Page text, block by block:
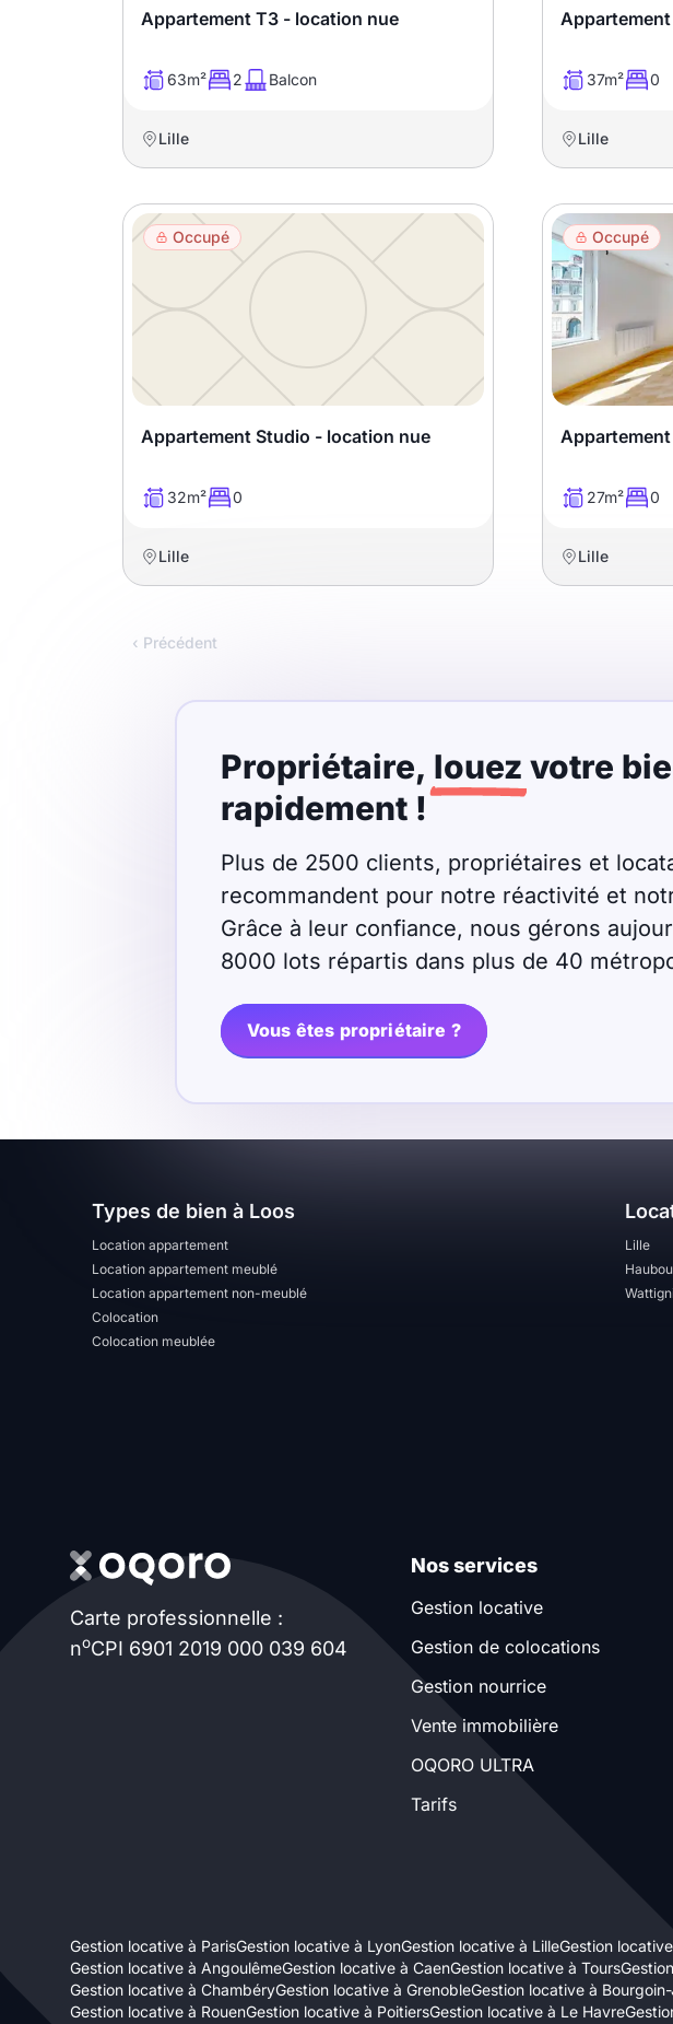
Équipements des parties
communes
Gardien
Local à vélo
Disponible à partir du
Promotions
Mettre en avant les
promotions sur honoraires
Appartement T3 - location nue
63m² 2 Balcon
Lille
37m² 0
Lille
Occupé
Appartement Studio - location nue
32m² 0
Lille
Occupé
27m² 0
Lille
‹ Précédent
Propriétaire, louez votre
rapidement !
Plus de 2500 clients, propriétaires et
recommandent pour notre réactivité et
Grâce à leur confiance, nous gérons
8000 lots répartis dans plus de 40
Vous êtes propriétaire ?
Types de bien à Loos
Location appartement
Location appartement meublé
Location appartement non-meublé
Colocation
Colocation meublée
Lille
Carte professionnelle :
noCPI 6901 2019 000 039 604
Nos services
Gestion locative
Gestion de colocations
Gestion nourrice
Vente immobilière
OQORO ULTRA
Tarifs
Gestion locative à ParisGestion locative à LyonGestion locative à LilleGestion
Gestion locative à AngoulêmeGestion locative à CaenGestion locative à Tours
Gestion locative à ChambéryGestion locative à GrenobleGestion locative à
Gestion locative à RouenGestion locative à PoitiersGestion locative à Le Havre